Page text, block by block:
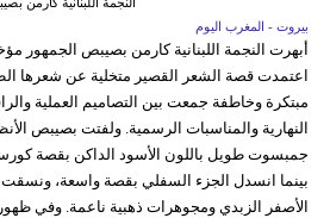
بيروت - المغرب اليوم
أبهرت النجمة اللبنانية كارمن بصيبص الجمهور
اعتمدت قصة الشعر القصير متخلية عن شعرها
مبتكرة وخاطفة جمعت بين التصاميم العملية
النهارية والمناسبات الرسمية. ولفتت بصيبص
جمبسوت طويل باللون الأسود الداكن بقصة
بينما انسدل الجزء السفلي بقصة واسعة، ونسقت
الأصفر الزبدي ومجوهرات ذهبية ناعمة. وفي